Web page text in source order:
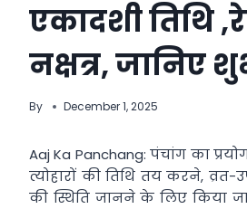
एकादशी तिथि
नक्षत्र, जानिए
By December 1, 2025
Aaj Ka Panchang: पंचांग का
त्योहारों की तिथि तय करने,
की स्थिति जानने के लिए किया